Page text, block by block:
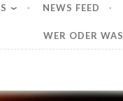
NEWS FEED
WER ODER
*Rezension* – On Wings of Blood (Bloodwing Academy 1) von Briar Boleyn